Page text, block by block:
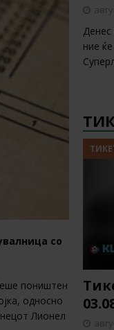
со
поништен
односно
Лионел
ние